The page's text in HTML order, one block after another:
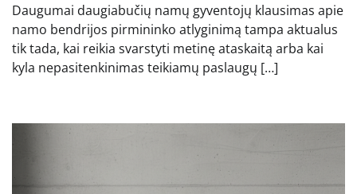
Daugumai daugiabučių namų gyventojų klausimas apie
namo bendrijos pirmininko atlyginimą tampa aktualus
tik tada, kai reikia svarstyti metinę ataskaitą arba kai
kyla nepasitenkinimas teikiamų paslaugų […]